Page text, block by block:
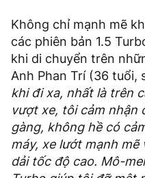
Không chỉ mạnh mẽ
các phiên bản 1.5
khi di chuyển trên
Anh Phan Trí (36 tuổi,
khi đi xa, nhất là trên
vượt xe, tôi cảm nhận
gàng, không hề có
máy, xe lướt mạnh
dải tốc độ cao. Mô-